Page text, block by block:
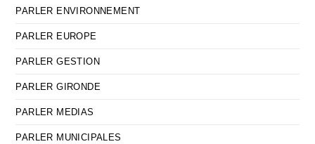
PARLER ENVIRONNEMENT
PARLER EUROPE
PARLER GESTION
PARLER GIRONDE
PARLER MEDIAS
PARLER MUNICIPALES